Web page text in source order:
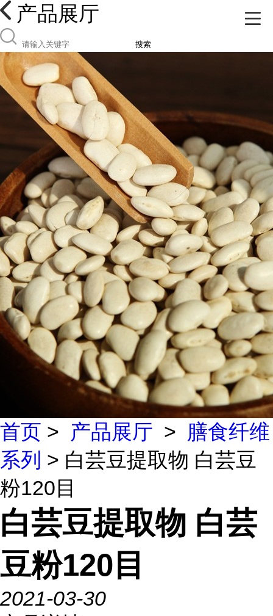
产品展厅
搜索
首页 > 产品展厅 > 膳食纤维
系列 > 白芸豆提取物 白芸豆
粉120目
白芸豆提取物 白芸
豆粉120目
2021-03-30